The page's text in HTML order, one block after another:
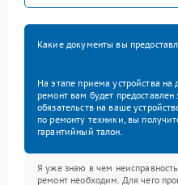
Какие документы вы
На этапе приема устройства
ремонт вам будет
обязательств на ваше
по ремонту техники, вы
гарантийный талон.
Я уже знаю в чем
ремонт необходим. Для чего